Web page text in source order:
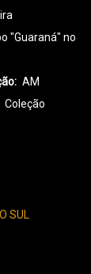
"Guaraná" no
AM
Coleção
SUL